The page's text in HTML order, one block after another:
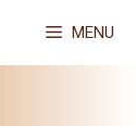
MENU